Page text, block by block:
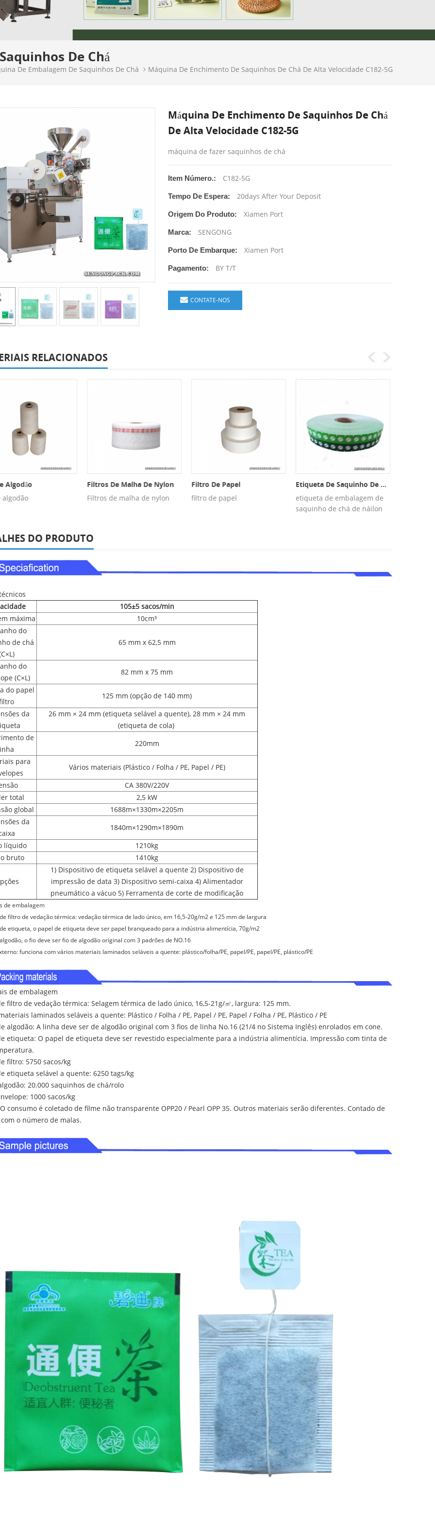
De Chá
De Embalagem De Saquinhos De Chá Máquina De Enchimento De Saquinhos De Chá De Alta Velocidade C182-5G
Máquina De Enchimento De Saquinhos De Chá
De Alta Velocidade C182-5G
máquina de fazer saquinhos de chá
Item Número.: C182-5G
Tempo De Espera: 20days After Your Deposit
Origem Do Produto: Xiamen Port
Marca: SENGONG
Porto De Embarque: Xiamen Port
Pagamento: BY T/T
CONTATE-NOS
RELACIONADOS
Algodão
Filtros De Malha De Nylon
Filtros de malha de nylon
Filtro De Papel
filtro de papel
Etiqueta De Saquinho De Chá
etiqueta de embalagem de
saquinho de chá de náilon
DO PRODUTO
105±5 sacos/min
máxima
10cm³
do
de chá
65 mm x 62,5 mm
do
(C×L)
82 mm x 75 mm
do papel
125 mm (opção de 140 mm)
da
26 mm × 24 mm (etiqueta selável a quente), 28 mm × 24 mm
(etiqueta de cola)
de
220mm
para
Vários materiais (Plástico / Folha / PE, Papel / PE)
CA 380V/220V
total
2,5 kW
global
1688m×1330m×2205m
da
1840m×1290m×1890m
líquido
1210kg
bruto
1410kg
1) Dispositivo de etiqueta selável a quente 2) Dispositivo de
impressão de data 3) Dispositivo semi-caixa 4) Alimentador
pneumático a vácuo 5) Ferramenta de corte de modificação
de embalagem
filtro de vedação térmica: vedação térmica de lado único, em 16,5-20g/m2 e 125 mm de largura
etiqueta, o papel de etiqueta deve ser papel branqueado para a indústria alimentícia, 70g/m2
o fio deve ser fio de algodão original com 3 padrões de NO.16
funciona com vários materiais laminados seláveis ​​a quente: plástico/folha/PE, papel/PE, papel/PE, plástico/PE
de embalagem
filtro de vedação térmica: Selagem térmica de lado único, 16,5-21g/㎡, largura: 125 mm.
laminados seláveis ​​a quente: Plástico / Folha / PE, Papel / PE, Papel / Folha / PE, Plástico / PE
algodão: A linha deve ser de algodão original com 3 fios de linha No.16 (21/4 no Sistema Inglês) enrolados em cone.
etiqueta: O papel de etiqueta deve ser revestido especialmente para a indústria alimentícia. Impressão com tinta de
filtro: 5750 sacos/kg
etiqueta selável a quente: 6250 tags/kg
20.000 saquinhos de chá/rolo
1000 sacos/kg
consumo é coletado de filme não transparente OPP20 / Pearl OPP 35. Outros materiais serão diferentes. Contado de
o número de malas.